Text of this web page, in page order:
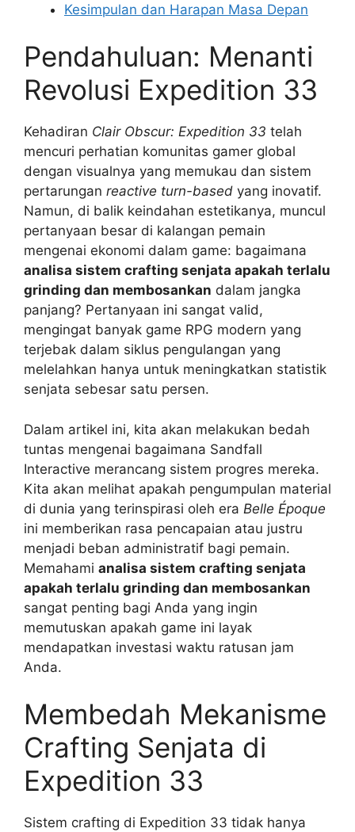
Kesimpulan dan Harapan Masa Depan
Pendahuluan: Menanti
Revolusi Expedition 33
Kehadiran Clair Obscur: Expedition 33 telah
mencuri perhatian komunitas gamer global
dengan visualnya yang memukau dan sistem
pertarungan reactive turn-based yang inovatif.
Namun, di balik keindahan estetikanya, muncul
pertanyaan besar di kalangan pemain
mengenai ekonomi dalam game: bagaimana
analisa sistem crafting senjata apakah terlalu
grinding dan membosankan dalam jangka
panjang? Pertanyaan ini sangat valid,
mengingat banyak game RPG modern yang
terjebak dalam siklus pengulangan yang
melelahkan hanya untuk meningkatkan statistik
senjata sebesar satu persen.
Dalam artikel ini, kita akan melakukan bedah
tuntas mengenai bagaimana Sandfall
Interactive merancang sistem progres mereka.
Kita akan melihat apakah pengumpulan material
di dunia yang terinspirasi oleh era Belle Époque
ini memberikan rasa pencapaian atau justru
menjadi beban administratif bagi pemain.
Memahami analisa sistem crafting senjata
apakah terlalu grinding dan membosankan
sangat penting bagi Anda yang ingin
memutuskan apakah game ini layak
mendapatkan investasi waktu ratusan jam
Anda.
Membedah Mekanisme
Crafting Senjata di
Expedition 33
Sistem crafting di Expedition 33 tidak hanya